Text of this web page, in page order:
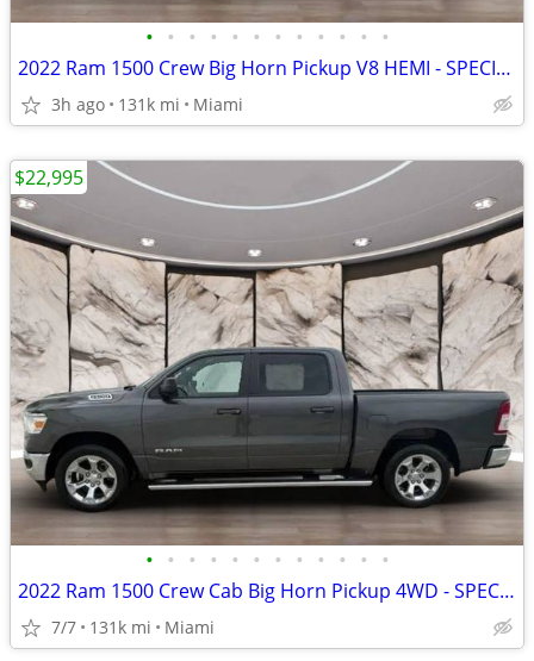
• • • • • • • • • • • •
2022 Ram 1500 Crew Big Horn Pickup V8 HEMI - SPECIAL FINANCE PRICE!
3h ago 131k mi Miami
• • • • • • • • • • • •
2022 Ram 1500 Crew Cab Big Horn Pickup 4WD - SPECIAL FINANCE PRICE!
7/7 131k mi Miami
$22,995